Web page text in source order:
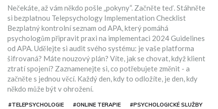
Nečekáte, až vám někdo pošle „pokyny“. Začněte teď. Stáhněte
si bezplatnou Telepsychology Implementation Checklist
Bezplatný kontrolní seznam od APA, který pomáhá
psychologům připravit praxi na implementaci 2024 Guidelines
od APA. Udělejte si audit svého systému: je vaše platforma
šifrovaná? Máte nouzový plán? Víte, jak se chovat, když klient
ztratí spojení? Zaznamenejte si, co potřebujete změnit - a
začněte s jednou věcí. Každý den, kdy to odložíte, je den, kdy
někdo může být v ohrožení.
#TELEPSYCHOLOGIE #ONLINE TERAPIE
#PSYCHOLOGICKÉ SLUŽBY